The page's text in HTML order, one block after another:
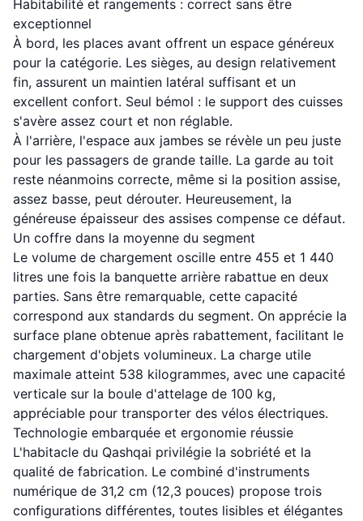
Habitabilité et rangements : correct sans être
exceptionnel
À bord, les places avant offrent un espace généreux
pour la catégorie. Les sièges, au design relativement
fin, assurent un maintien latéral suffisant et un
excellent confort. Seul bémol : le support des cuisses
s'avère assez court et non réglable.
À l'arrière, l'espace aux jambes se révèle un peu juste
pour les passagers de grande taille. La garde au toit
reste néanmoins correcte, même si la position assise,
assez basse, peut dérouter. Heureusement, la
généreuse épaisseur des assises compense ce défaut.
Un coffre dans la moyenne du segment
Le volume de chargement oscille entre 455 et 1 440
litres une fois la banquette arrière rabattue en deux
parties. Sans être remarquable, cette capacité
correspond aux standards du segment. On apprécie la
surface plane obtenue après rabattement, facilitant le
chargement d'objets volumineux. La charge utile
maximale atteint 538 kilogrammes, avec une capacité
verticale sur la boule d'attelage de 100 kg,
appréciable pour transporter des vélos électriques.
Technologie embarquée et ergonomie réussie
L'habitacle du Qashqai privilégie la sobriété et la
qualité de fabrication. Le combiné d'instruments
numérique de 31,2 cm (12,3 pouces) propose trois
configurations différentes, toutes lisibles et élégantes